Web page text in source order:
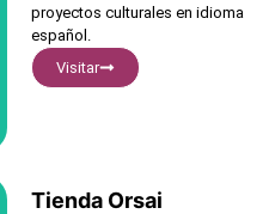
proyectos culturales en idioma
español.
Visitar
Tienda Orsai